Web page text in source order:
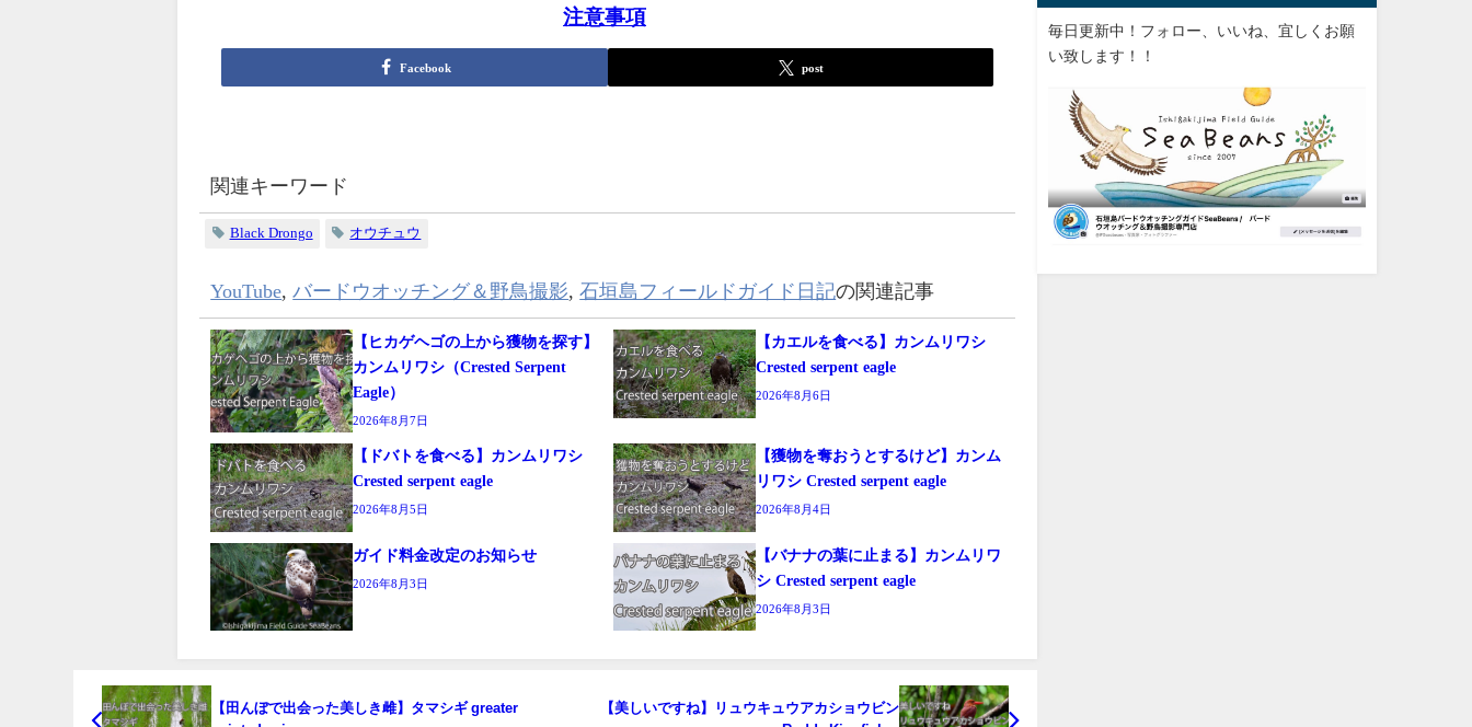
注意事項
Facebook post
関連キーワード
Black Drongo オウチュウ
YouTube,バードウオッチング＆野鳥撮影,石垣島フィールドガイド日記の関連記事
【ヒカゲヘゴの上から獲物を探す】
カンムリワシ（Crested Serpent
Eagle）
2026年8月7日
【カエルを食べる】カンムリワシ
Crested serpent eagle
2026年8月6日
【ドバトを食べる】カンムリワシ
Crested serpent eagle
2026年8月5日
【獲物を奪おうとするけど】カンム
リワシ Crested serpent eagle
2026年8月4日
ガイド料金改定のお知らせ
2026年8月3日
【バナナの葉に止まる】カンムリワ
シ Crested serpent eagle
2026年8月3日
【田んぼで出会った美しき雌】タマシギ greater
【美しいですね】リュウキュウアカショウビン
毎日更新中！フォロー、いいね、宜しくお願
い致します！！